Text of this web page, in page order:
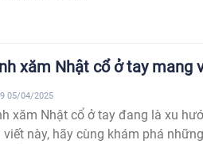
xăm Nhật cổ ở tay mang
xăm Nhật cổ ở tay đang là xu
viết này, hãy cùng khám phá
05/04/2025